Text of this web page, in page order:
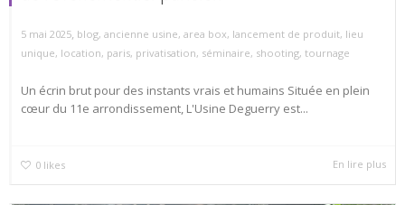
5 mai 2025, blog, ancienne usine, area box, lancement de produit, lieu
unique, location, paris, privatisation, séminaire, shooting, tournage
Un écrin brut pour des instants vrais et humains Située en plein
cœur du 11e arrondissement, L'Usine Deguerry est...
0 likes En lire plus